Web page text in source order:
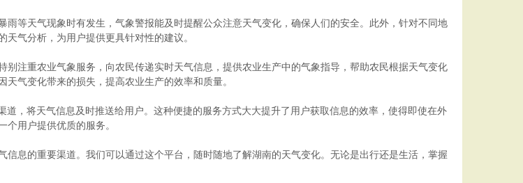
等天气现象时有发生，气象警报能及时提醒公众注意天气变化，确保人们的安全。此外，针对不同地
气分析，为用户提供更具针对性的建议。
注重农业气象服务，向农民传递实时天气信息，提供农业生产中的气象指导，帮助农民根据天气变化
气变化带来的损失，提高农业生产的效率和质量。
，将天气信息及时推送给用户。这种便捷的服务方式大大提升了用户获取信息的效率，使得即使在外
用户提供优质的服务。
息的重要渠道。我们可以通过这个平台，随时随地了解湖南的天气变化。无论是出行还是生活，掌握